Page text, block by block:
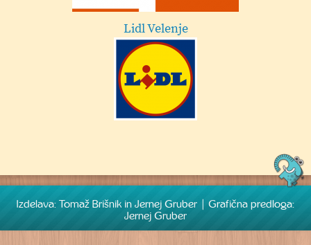
Lidl Velenje
Izdelava: Tomaž Brišnik in Jernej Gruber | Grafična predloga:
Jernej Gruber